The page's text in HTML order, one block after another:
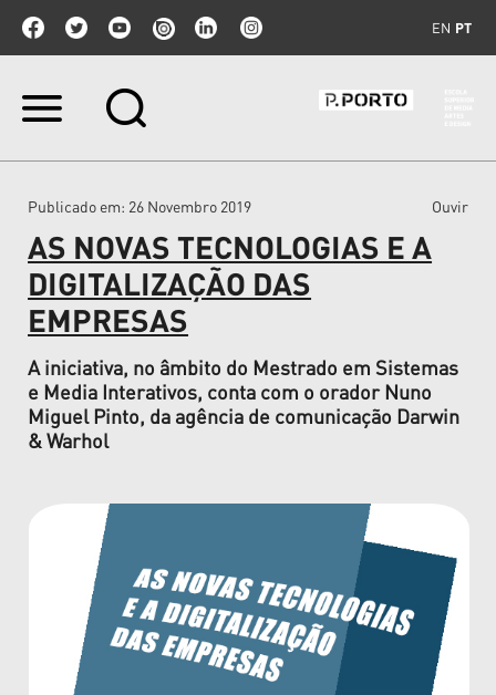
EN PT
Ir
Ir
navegação
Publicado em: 26 Novembro 2019 Ouvir
AS NOVAS TECNOLOGIAS E A
DIGITALIZAÇÃO DAS
EMPRESAS
A iniciativa, no âmbito do Mestrado em Sistemas
e Media Interativos, conta com o orador Nuno
Miguel Pinto, da agência de comunicação Darwin
& Warhol